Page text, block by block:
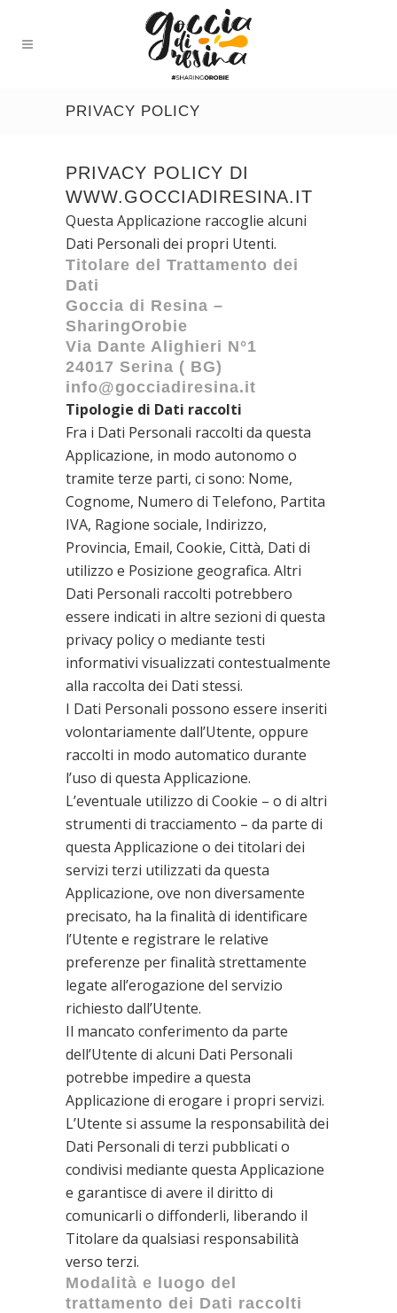
PRIVACY POLICY
PRIVACY POLICY DI
WWW.GOCCIADIRESINA.IT
Questa Applicazione raccoglie alcuni
Dati Personali dei propri Utenti.
Titolare del Trattamento dei
Dati
Goccia di Resina –
SharingOrobie
Via Dante Alighieri N°1
24017 Serina ( BG)
info@gocciadiresina.it
Tipologie di Dati raccolti
Fra i Dati Personali raccolti da questa
Applicazione, in modo autonomo o
tramite terze parti, ci sono: Nome,
Cognome, Numero di Telefono, Partita
IVA, Ragione sociale, Indirizzo,
Provincia, Email, Cookie, Città, Dati di
utilizzo e Posizione geografica. Altri
Dati Personali raccolti potrebbero
essere indicati in altre sezioni di questa
privacy policy o mediante testi
informativi visualizzati contestualmente
alla raccolta dei Dati stessi.
I Dati Personali possono essere inseriti
volontariamente dall’Utente, oppure
raccolti in modo automatico durante
l’uso di questa Applicazione.
L’eventuale utilizzo di Cookie – o di altri
strumenti di tracciamento – da parte di
questa Applicazione o dei titolari dei
servizi terzi utilizzati da questa
Applicazione, ove non diversamente
precisato, ha la finalità di identificare
l’Utente e registrare le relative
preferenze per finalità strettamente
legate all’erogazione del servizio
richiesto dall’Utente.
Il mancato conferimento da parte
dell’Utente di alcuni Dati Personali
potrebbe impedire a questa
Applicazione di erogare i propri servizi.
L’Utente si assume la responsabilità dei
Dati Personali di terzi pubblicati o
condivisi mediante questa Applicazione
e garantisce di avere il diritto di
comunicarli o diffonderli, liberando il
Titolare da qualsiasi responsabilità
verso terzi.
Modalità e luogo del
trattamento dei Dati raccolti